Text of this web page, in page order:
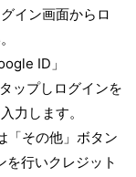
イン画面からロ
ID」
ップしログインを
力します。
「その他」ボタン
行いクレジット